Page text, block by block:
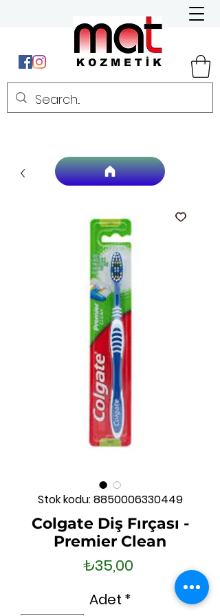
Stok kodu: 8850006330449
Colgate Diş Fırçası -
Premier Clean
₺35,00
Adet *